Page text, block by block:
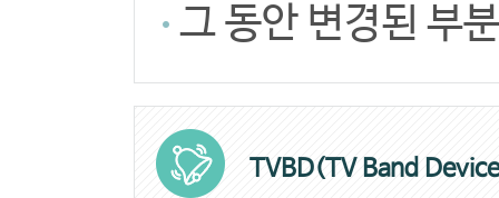
그 동안 변경된 부
TVBD(TV Band